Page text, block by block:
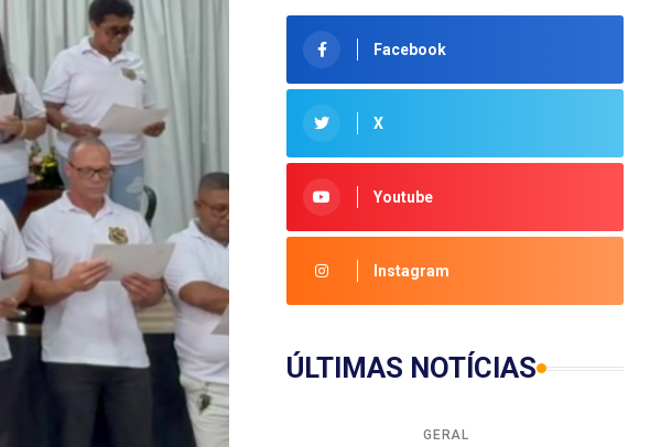
Facebook
X
Youtube
Instagram
ÚLTIMAS NOTÍCIAS
GERAL